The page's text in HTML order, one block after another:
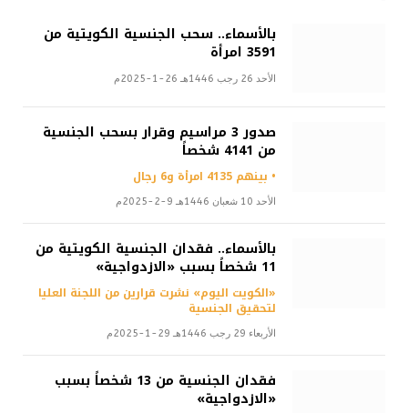
بالأسماء.. سحب الجنسية الكويتية من
3591 امرأة
الأحد 26 رجب 1446هـ 26-1-2025م
صدور 3 مراسيم وقرار بسحب الجنسية
من 4141 شخصاً
• بينهم 4135 امرأة و6 رجال
الأحد 10 شعبان 1446هـ 9-2-2025م
بالأسماء.. فقدان الجنسية الكويتية من
11 شخصاً بسبب «الازدواجية»
«الكويت اليوم» نشرت قرارين من اللجنة العليا
لتحقيق الجنسية
الأربعاء 29 رجب 1446هـ 29-1-2025م
فقدان الجنسية من 13 شخصاً بسبب
«الازدواجية»